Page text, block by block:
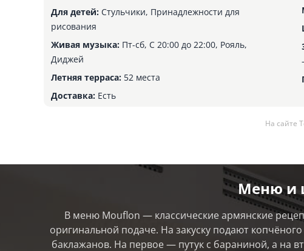
Для детей: Стульчики, Принадлежности для
рисования
Живая музыка: Пт-сб, С 20:00 до 22:00, Рояль,
Диджей
Летняя терраса: 52 места
Доставка: Есть
На сайте
Меню и
В меню Mouflon — классические армянские
оригинальной подаче. На закуску подают
баклажанов. На первое — путук с бараниной, а на